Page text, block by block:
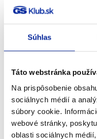
Súhlas
Táto webstránka
Na prispôsobenie
sociálnych médií a
súbory cookie.
webové stránky,
oblasti sociálnych
GS
4,26€